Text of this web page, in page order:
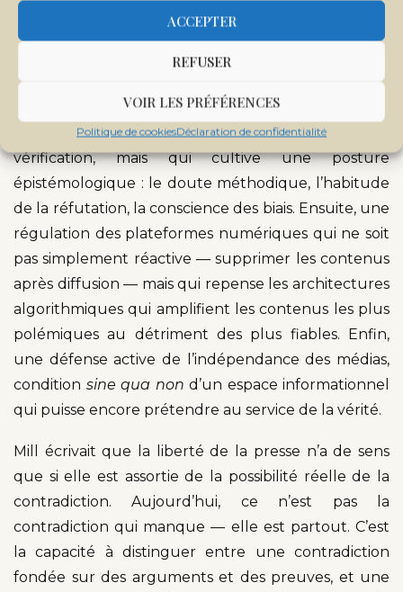
ACCEPTER
REFUSER
VOIR LES PRÉFÉRENCES
Politique de cookiesDéclaration de confidentialité
parce que le brouillage de la vérité est une
technique de pouvoir.
Répondre à ce défi exige plusieurs engagements
simultanés. D’abord, une éducation à l’information
qui ne se contente pas d’enseigner des outils de
vérification, mais qui cultive une posture
épistémologique : le doute méthodique, l’habitude
de la réfutation, la conscience des biais. Ensuite, une
régulation des plateformes numériques qui ne soit
pas simplement réactive — supprimer les contenus
après diffusion — mais qui repense les architectures
algorithmiques qui amplifient les contenus les plus
polémiques au détriment des plus fiables. Enfin,
une défense active de l’indépendance des médias,
condition sine qua non d’un espace informationnel
qui puisse encore prétendre au service de la vérité.
Mill écrivait que la liberté de la presse n’a de sens
que si elle est assortie de la possibilité réelle de la
contradiction. Aujourd’hui, ce n’est pas la
contradiction qui manque — elle est partout. C’est
la capacité à distinguer entre une contradiction
fondée sur des arguments et des preuves, et une